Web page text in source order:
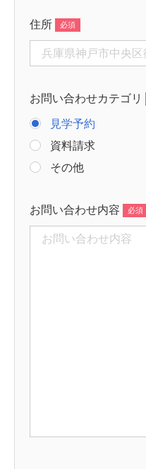
住所
お問い合わせカテゴリ
見学予約
資料請求
その他
お問い合わせ内容